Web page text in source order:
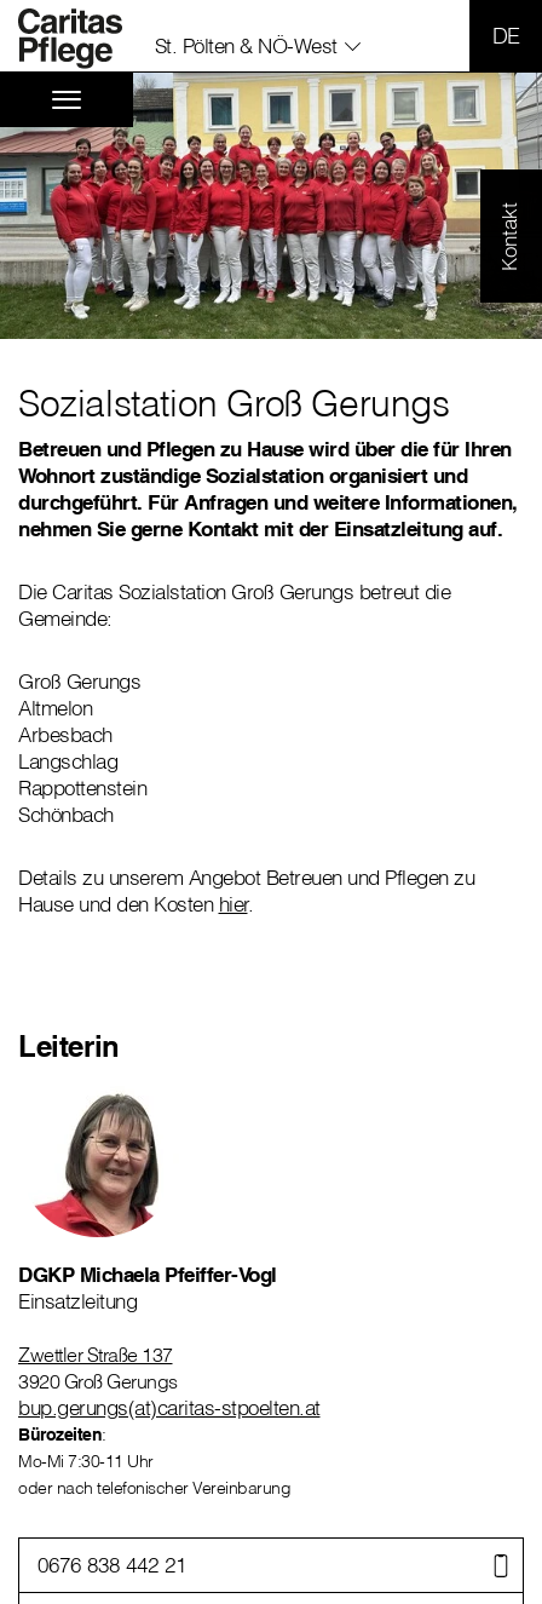
St. Pölten & NÖ-West
Kontakt
Sozialstation Groß Gerungs
Betreuen und Pflegen zu Hause wird über die für Ihren
Wohnort zuständige Sozialstation organisiert und
durchgeführt. Für Anfragen und weitere Informationen,
nehmen Sie gerne Kontakt mit der Einsatzleitung auf.
Die Caritas Sozialstation Groß Gerungs betreut die
Gemeinde:
Groß Gerungs
Altmelon
Arbesbach
Langschlag
Rappottenstein
Schönbach
Details zu unserem Angebot Betreuen und Pflegen zu
Hause und den Kosten hier.
Leiterin
DGKP Michaela Pfeiffer-Vogl
Einsatzleitung
Zwettler Straße 137
3920 Groß Gerungs
bup.gerungs(at)caritas-stpoelten.at
Bürozeiten:
Mo-Mi 7:30-11 Uhr
oder nach telefonischer Vereinbarung
0676 838 442 21